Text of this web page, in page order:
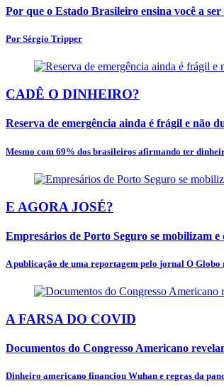
Por que o Estado Brasileiro ensina você a
Por Sérgio Tripper
CADÊ O DINHEIRO?
Reserva de emergência ainda é frágil e não
Mesmo com 69% dos brasileiros afirmando ter
E AGORA JOSÉ?
Empresários de Porto Seguro se mobilizam
A publicação de uma reportagem pelo jornal O
A FARSA DO COVID
Documentos do Congresso Americano
Dinheiro americano financiou Wuhan e regras da